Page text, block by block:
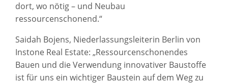
dort, wo nötig – und Neubau
ressourcenschonend.“
Saidah Bojens, Niederlassungsleiterin Berlin von
Instone Real Estate: „Ressourcenschonendes
Bauen und die Verwendung innovativer Baustoffe
ist für uns ein wichtiger Baustein auf dem Weg zu